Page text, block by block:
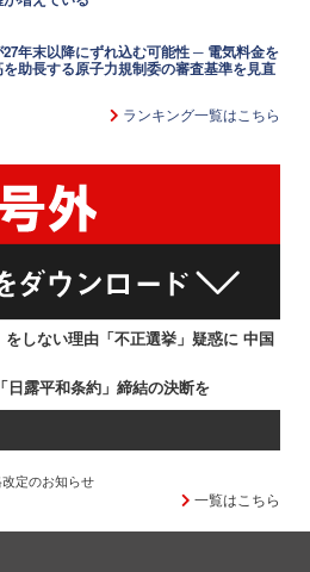
年末以降にずれ込む可能性 ─ 電気料金を
助長する原子力規制委の審査基準を見直
ランキング一覧はこちら
をしない理由「不正選挙」疑惑に 中国
日露平和条約」締結の決断を
定のお知らせ
一覧はこちら